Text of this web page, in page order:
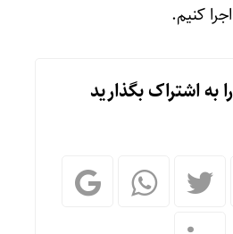
کنیم.
به اشتراک بگذارید